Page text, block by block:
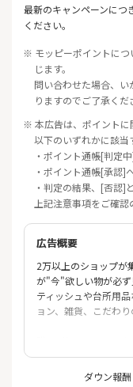
最新のキャンペーンにつ
ください。
※ モッピーポイントにつ
じます。
問い合わせた場合、
りますのでご了承くだ
※ 本広告は、ポイントに
以下のいずれかに該当
・ポイント通帳[判定
・ポイント通帳[承認]
・判定の結果、[否認]
上記注意事項をご確認
広告概要
2万以上のショップが
が"今"欲しい物が必ず
ティッシュや台所用
ョン、雑貨、こだわ
誰もが知ってるイン
で皆様のご利用をお
ダウン報酬